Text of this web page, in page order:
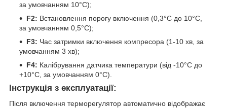
за умовчанням 10°C);
F2: Встановлення порогу включення (0,3°C до 10°C,
за умовчанням 0,5°C);
F3: Час затримки включення компресора (1-10 хв, за
умовчанням 3 хв);
F4: Калібрування датчика температури (від -10°C до
+10°C, за умовчанням 0°C).
Інструкція з експлуатації:
Після включення терморегулятор автоматично відображає